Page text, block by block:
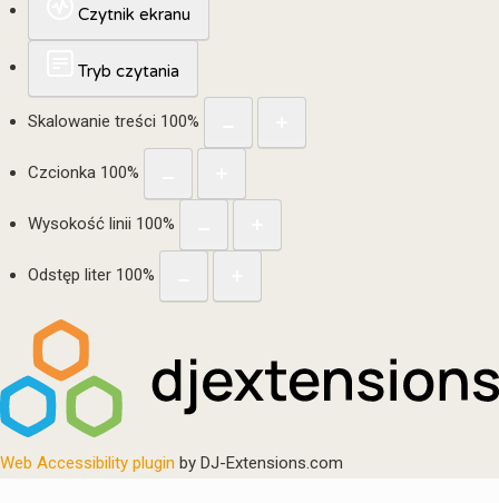
Czytnik ekranu
Tryb czytania
Skalowanie treści 100%
Czcionka 100%
Wysokość linii 100%
Odstęp liter 100%
Web Accessibility plugin by DJ-Extensions.com